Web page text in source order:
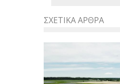
ΣΧΕΤΙΚΆ ΆΡΘΡΑ